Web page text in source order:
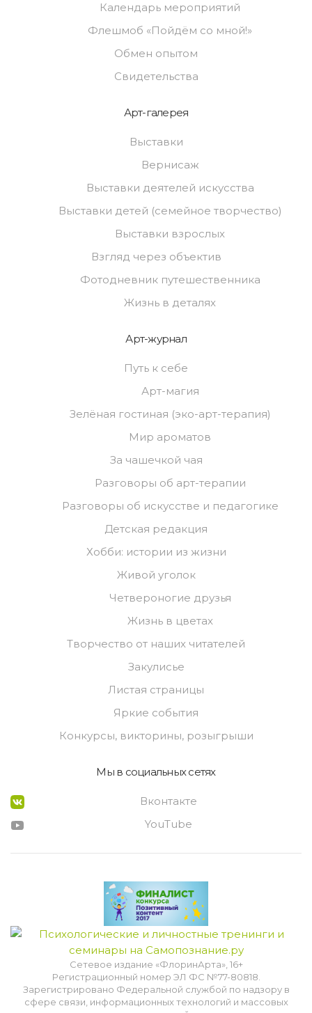
Календарь мероприятий
Флешмоб «Пойдём со мной!»
Обмен опытом
Свидетельства
Арт-галерея
Выставки
Вернисаж
Выставки деятелей искусства
Выставки детей (семейное творчество)
Выставки взрослых
Взгляд через объектив
Фотодневник путешественника
Жизнь в деталях
Арт-журнал
Путь к себе
Арт-магия
Зелёная гостиная (эко-арт-терапия)
Мир ароматов
За чашечкой чая
Разговоры об арт-терапии
Разговоры об искусстве и педагогике
Детская редакция
Хобби: истории из жизни
Живой уголок
Четвероногие друзья
Жизнь в цветах
Творчество от наших читателей
Закулисье
Листая страницы
Яркие события
Конкурсы, викторины, розыгрыши
Мы в социальных сетях
Вконтакте
YouTube
Сетевое издание «ФлоринАрта», 16+
Регистрационный номер ЭЛ ФС №77-80818.
Зарегистрировано Федеральной службой по надзору в
сфере связи, информационных технологий и массовых